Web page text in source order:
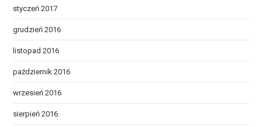
styczeń 2017
grudzień 2016
listopad 2016
październik 2016
wrzesień 2016
sierpień 2016